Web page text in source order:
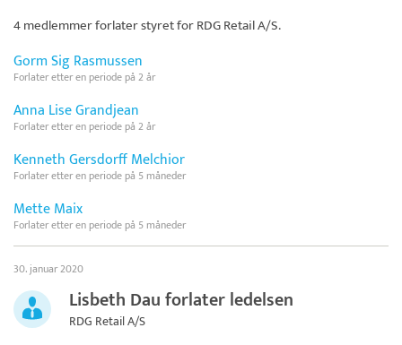
4 medlemmer forlater styret forRDG Retail A/S.
Gorm Sig Rasmussen
Forlater etter en periode på 2 år
Anna Lise Grandjean
Forlater etter en periode på 2 år
Kenneth Gersdorff Melchior
Forlater etter en periode på 5 måneder
Mette Maix
Forlater etter en periode på 5 måneder
30. januar 2020
Lisbeth Dau forlater ledelsen
RDG Retail A/S